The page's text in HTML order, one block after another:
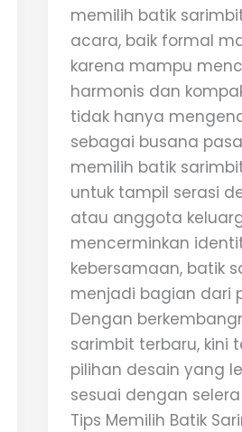
memilih batik
acara, baik formal
karena mampu
harmonis dan
tidak hanya
sebagai busana
memilih batik
untuk tampil serasi
atau anggota
mencerminkan
kebersamaan, batik
menjadi bagian dari
Dengan
sarimbit terbaru, kini
pilihan desain yang
sesuai dengan
Tips Memilih Batik